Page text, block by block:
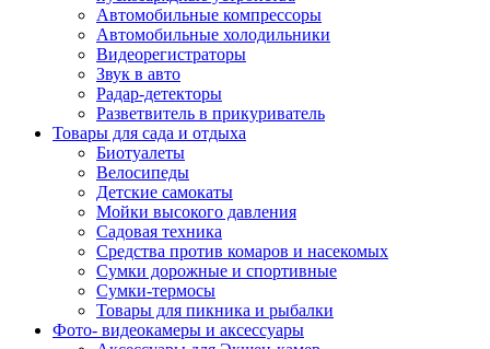
Автомобильные компрессоры
Автомобильные холодильники
Видеорегистраторы
Звук в авто
Радар-детекторы
Разветвитель в прикуриватель
Товары для сада и отдыха
Биотуалеты
Велосипеды
Детские самокаты
Мойки высокого давления
Садовая техника
Средства против комаров и насекомых
Сумки дорожные и спортивные
Сумки-термосы
Товары для пикника и рыбалки
Фото- видеокамеры и аксессуары